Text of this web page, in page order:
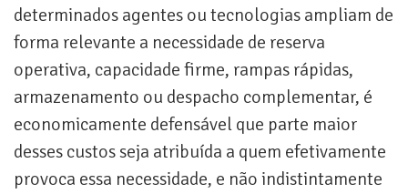
determinados agentes ou tecnologias ampliam de
forma relevante a necessidade de reserva
operativa, capacidade firme, rampas rápidas,
armazenamento ou despacho complementar, é
economicamente defensável que parte maior
desses custos seja atribuída a quem efetivamente
provoca essa necessidade, e não indistintamente